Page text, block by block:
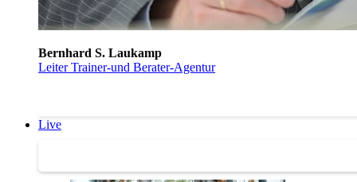
Bernhard S. Laukamp
Leiter Trainer-und Berater-Agentur
Live